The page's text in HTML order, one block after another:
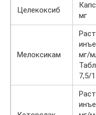
Целекоксиб
мг
Мелоксикам
мг/
7,5/